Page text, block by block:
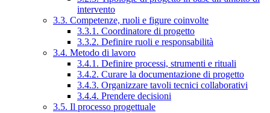
intervento
3.3. Competenze, ruoli e figure coinvolte
3.3.1. Coordinatore di progetto
3.3.2. Definire ruoli e responsabilità
3.4. Metodo di lavoro
3.4.1. Definire processi, strumenti e rituali
3.4.2. Curare la documentazione di progetto
3.4.3. Organizzare tavoli tecnici collaborativi
3.4.4. Prendere decisioni
3.5. Il processo progettuale